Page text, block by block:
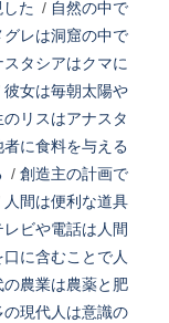
た / 自然の中で
グレは洞窟の中で
スタシアはクマに
彼女は毎朝太陽や
のリスはアナスタ
者に食料を与える
/ 創造主の計画で
人間は便利な道具
レビや電話は人間
口に含むことで人
の農業は農薬と肥
の現代人は意識の